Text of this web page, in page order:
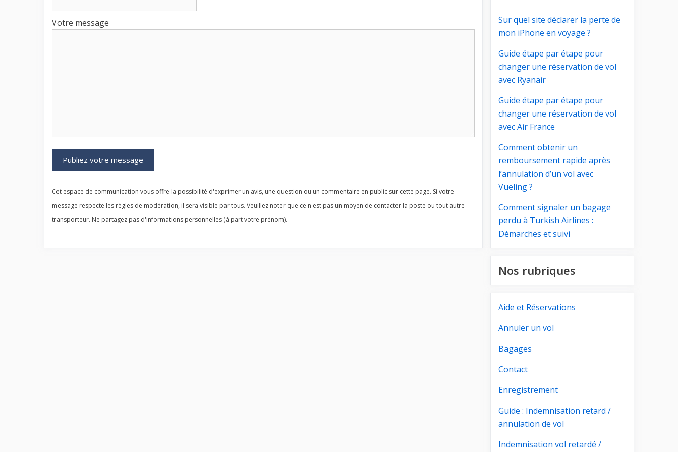
Votre message
Cet espace de communication vous offre la possibilité d'exprimer un avis, une question ou un commentaire en public sur cette page. Si votre
message respecte les règles de modération, il sera visible par tous. Veuillez noter que ce n'est pas un moyen de contacter la poste ou tout autre
transporteur. Ne partagez pas d'informations personnelles (à part votre prénom).
Sur quel site déclarer la perte de
mon iPhone en voyage ?
Guide étape par étape pour
changer une réservation de vol
avec Ryanair
Guide étape par étape pour
changer une réservation de vol
avec Air France
Comment obtenir un
remboursement rapide après
l’annulation d’un vol avec
Vueling ?
Comment signaler un bagage
perdu à Turkish Airlines :
Démarches et suivi
Nos rubriques
Aide et Réservations
Annuler un vol
Bagages
Contact
Enregistrement
Guide : Indemnisation retard /
annulation de vol
Indemnisation vol retardé /